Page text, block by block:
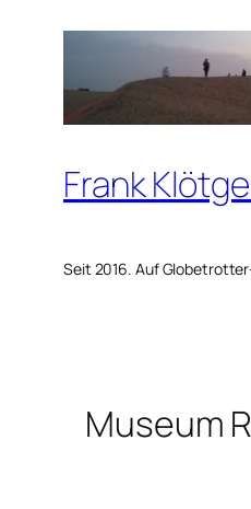
springen
Frank
Seit 2016. Auf
Museum